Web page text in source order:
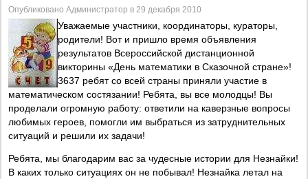
Опубликовано Администратор в 29 декабря 2010
Уважаемые участники, координаторы, кураторы,
родители! Вот и пришло время объявления
результатов Всероссийской дистанционной
викторины «День математики в Сказочной стране»!
3637 ребят со всей страны приняли участие в
математическом состязании! Ребята, вы все молодцы! Вы
проделали огромную работу: ответили на каверзные вопросы
любимых героев, помогли им выбраться из затруднительных
ситуаций и решили их задачи!
Ребята, мы благодарим вас за чудесные истории для Незнайки!
В каких только ситуациях он не побывал! Незнайка летал на